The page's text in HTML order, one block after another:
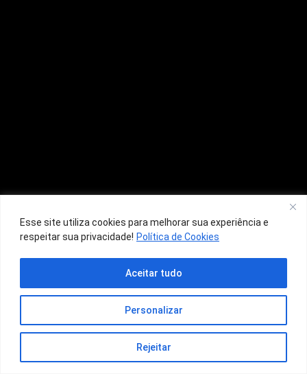
Esse site utiliza cookies para melhorar sua experiência e
respeitar sua privacidade! Política de Cookies
Personalizar
Rejeitar
Aceitar tudo